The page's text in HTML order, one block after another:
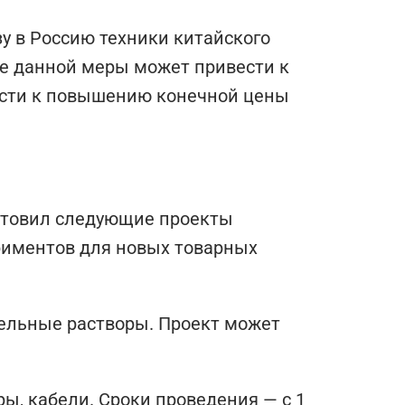
в Россию техники китайского
данной меры может привести к
к повышению конечной цены
следующие проекты
для новых товарных
растворы. Проект может
кабели. Сроки проведения — с 1